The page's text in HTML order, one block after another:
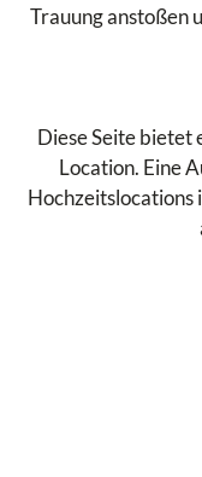
Trauung anstoßen
Diese Seite bietet
Location. Eine
Hochzeitslocations